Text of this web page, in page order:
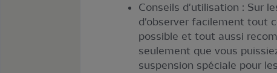
Conseils d'utilisation : Sur
d'observer facilement tout
possible et tout aussi
seulement que vous
suspension spéciale pour